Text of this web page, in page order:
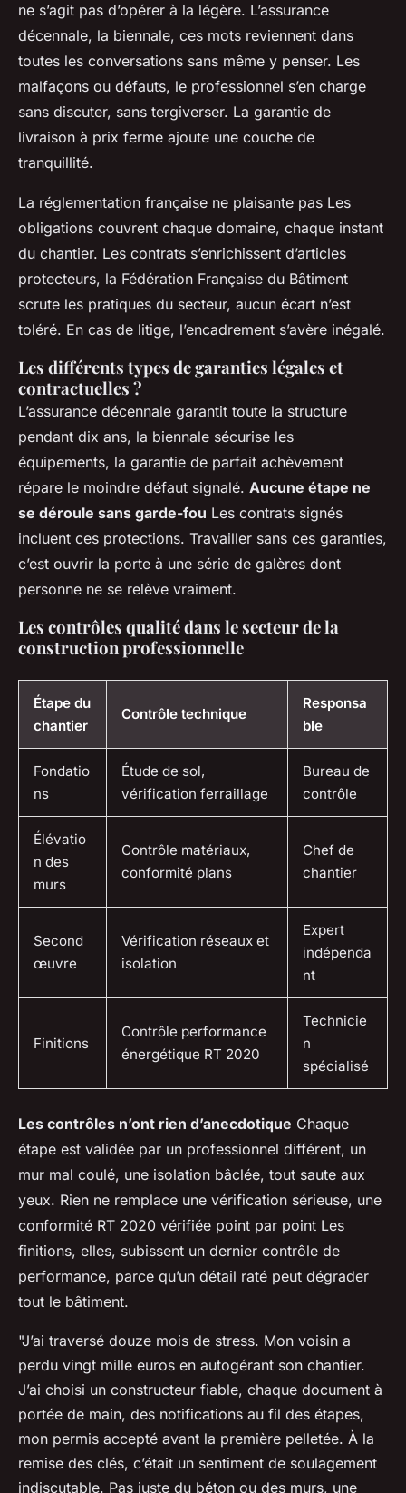
ne s’agit pas d’opérer à la légère. L’assurance
décennale, la biennale, ces mots reviennent dans
toutes les conversations sans même y penser. Les
malfaçons ou défauts, le professionnel s’en charge
sans discuter, sans tergiverser. La garantie de
livraison à prix ferme ajoute une couche de
tranquillité.
La réglementation française ne plaisante pas Les
obligations couvrent chaque domaine, chaque instant
du chantier. Les contrats s’enrichissent d’articles
protecteurs, la Fédération Française du Bâtiment
scrute les pratiques du secteur, aucun écart n’est
toléré. En cas de litige, l’encadrement s’avère inégalé.
Les différents types de garanties légales et
contractuelles ?
L’assurance décennale garantit toute la structure
pendant dix ans, la biennale sécurise les
équipements, la garantie de parfait achèvement
répare le moindre défaut signalé. Aucune étape ne
se déroule sans garde-fou Les contrats signés
incluent ces protections. Travailler sans ces garanties,
c’est ouvrir la porte à une série de galères dont
personne ne se relève vraiment.
Les contrôles qualité dans le secteur de la
construction professionnelle
Étape du
chantier
Contrôle technique
Responsa
ble
Fondatio
ns
Étude de sol,
vérification ferraillage
Bureau de
contrôle
Élévatio
n des
murs
Contrôle matériaux,
conformité plans
Chef de
chantier
Second
œuvre
Vérification réseaux et
isolation
Expert
indépenda
nt
Finitions
Contrôle performance
énergétique RT 2020
Technicie
n
spécialisé
Les contrôles n’ont rien d’anecdotique Chaque
étape est validée par un professionnel différent, un
mur mal coulé, une isolation bâclée, tout saute aux
yeux. Rien ne remplace une vérification sérieuse, une
conformité RT 2020 vérifiée point par point Les
finitions, elles, subissent un dernier contrôle de
performance, parce qu’un détail raté peut dégrader
tout le bâtiment.
"J’ai traversé douze mois de stress. Mon voisin a
perdu vingt mille euros en autogérant son chantier.
J’ai choisi un constructeur fiable, chaque document à
portée de main, des notifications au fil des étapes,
mon permis accepté avant la première pelletée. À la
remise des clés, c’était un sentiment de soulagement
indiscutable. Pas juste du béton ou des murs, une